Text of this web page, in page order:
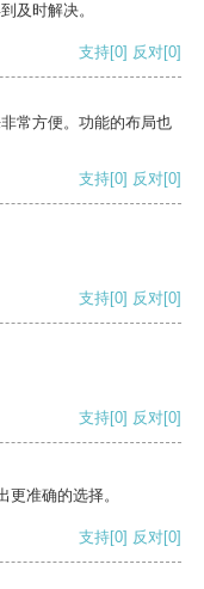
及时解决。
支持[0] 反对[0]
常方便。功能的布局也
支持[0] 反对[0]
支持[0] 反对[0]
支持[0] 反对[0]
准确的选择。
支持[0] 反对[0]